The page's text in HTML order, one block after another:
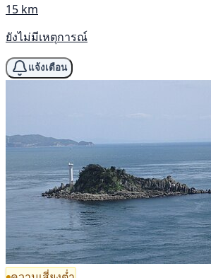
15 km
ยังไม่มีเหตุการณ์
แจ้งเตือน